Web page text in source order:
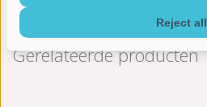
Gerelateerde producten
Reject all